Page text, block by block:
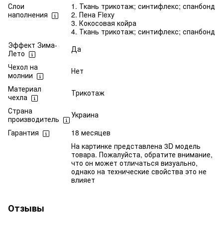
Слои
наполнения
1. Ткань трикотаж; синтифлекс; спанбонд
2. Пена Flexy
3. Кокосовая койра
4. Ткань трикотаж; синтифлекс; спанбонд
Эффект Зима-
Лето
Да
Чехол на
молнии
Нет
Материал
чехла
Трикотаж
Страна
производитель
Украина
Гарантия
18 месяцев
На картинке представлена 3D модель
товара. Пожалуйста, обратите внимание,
что он может отличаться визуально,
однако на технические свойства это не
влияет
Отзывы